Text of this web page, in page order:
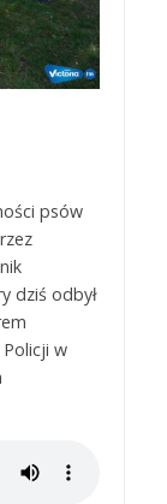
psów
dziś odbył
w